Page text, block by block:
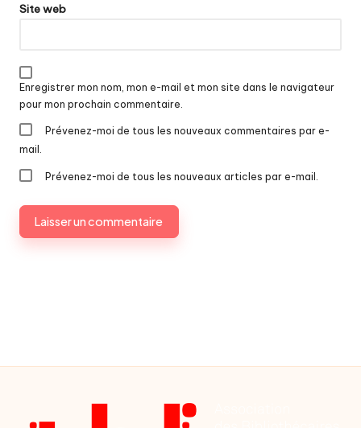
Site web
Enregistrer mon nom, mon e-mail et mon site dans le navigateur
pour mon prochain commentaire.
Prévenez-moi de tous les nouveaux commentaires par e-
mail.
Prévenez-moi de tous les nouveaux articles par e-mail.